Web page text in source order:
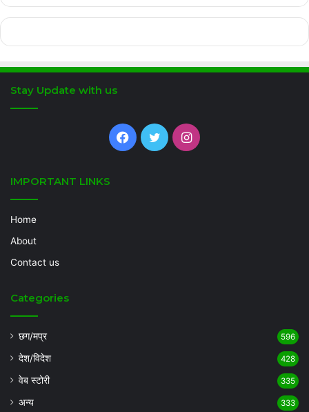
Stay Update with us
Facebook
TwitterInstagram
IMPORTANT LINKS
Home
About
Contact us
Categories
छग/मप्र 596
देश/विदेश 428
वेब स्टोरी 335
अन्य 333